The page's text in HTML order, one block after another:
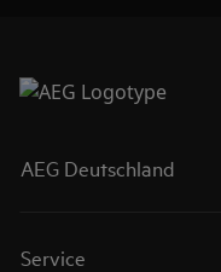
AEG Deutschland
Service